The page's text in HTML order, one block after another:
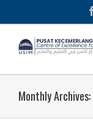
Monthly Archives: